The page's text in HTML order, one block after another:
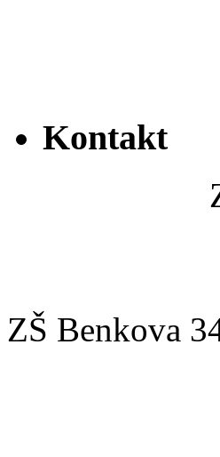
Kontakt
ZŠ Benkova